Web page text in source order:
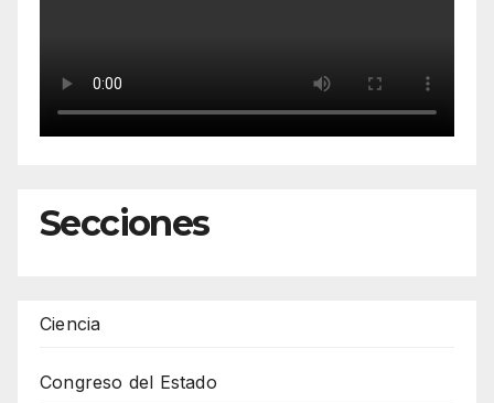
Secciones
Ciencia
Congreso del Estado